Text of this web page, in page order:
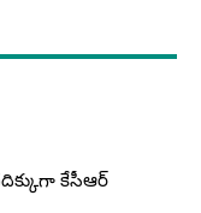
కేసీఆర్